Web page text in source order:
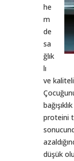
he
m
de
sa
ğlık
lı
ve
proteini
düşük